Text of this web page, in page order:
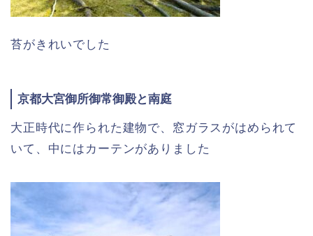
苔がきれいでした
京都大宮御所御常御殿と南庭
大正時代に作られた建物で、窓ガラスがはめられて
いて、中にはカーテンがありました